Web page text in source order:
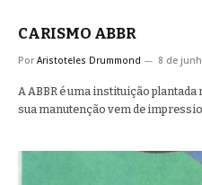
CARISMO ABBR
Por Aristoteles Drummond 8 de
A ABBR é uma instituição
sua manutenção vem de